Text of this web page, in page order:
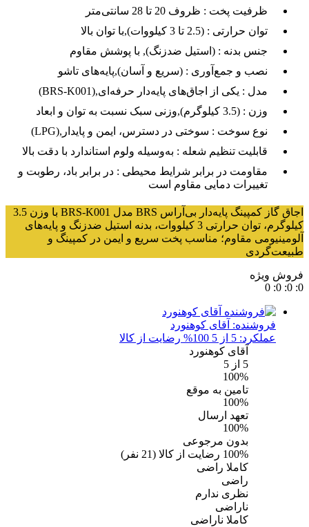
ظرفیت پخت : ظروف 20 تا 28 سانتی‌متر
توان حرارتی : (2.5 تا 3 کیلووات),با توان بالا
جنس بدنه : (استیل ضدزنگ), با پوشش مقاوم
نصب و جمع‌آوری : (سریع و آسان),پایه‌های تاشو
مدل : (BRS-K001),یکی از اجاق‌های پایه‌دار حرفه‌ای
وزن : (3.5 کیلوگرم),وزنی سبک نسبت به توان و ابعاد
نوع سوخت : (LPG),سوختی در دسترس، ایمن و پایدار
قابلیت تنظیم شعله : به‌وسیله ولوم استاندارد با دقت بالا
مقاومت در برابر شرایط محیطی : در برابر باد، رطوبت و
تغییرات دمایی مقاوم است
اجاق گاز کمپینگ پایه‌دار بی‌آراس BRS مدل BRS-K001 با وزن 3.5
کیلوگرم، توان حرارتی 3 کیلووات، بدنه استیل ضدزنگ و پایه‌های
آلومینیومی مقاوم؛ مناسب پخت سریع و ایمن در کمپینگ و
طبیعت‌گردی
فروش ویژه
0
:
0
:
0
:
0
فروشنده: آقای کوهنورد
عملکرد: 5 از 5
100% رضایت از کالا
آقای کوهنورد
5 از 5
100%
تامین به موقع
100%
تعهد ارسال
100%
بدون مرجوعی
100% رضایت از کالا (
21 نفر)
کاملا راضی
راضی
نظری ندارم
ناراضی
کاملا ناراضی